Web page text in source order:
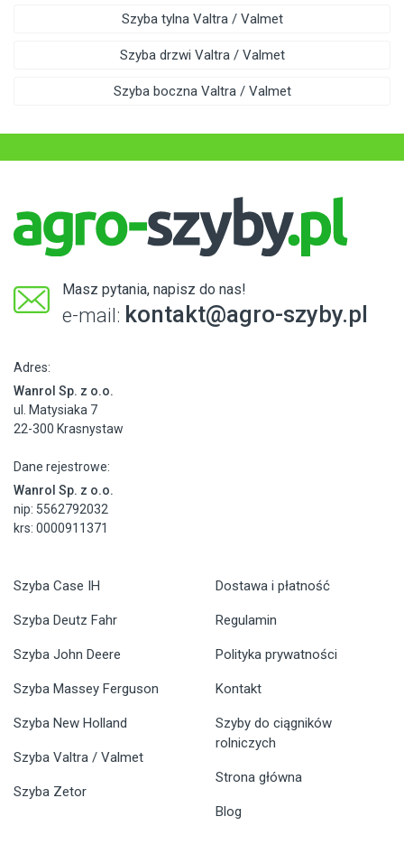
Szyba tylna Valtra / Valmet
Szyba drzwi Valtra / Valmet
Szyba boczna Valtra / Valmet
Masz pytania, napisz do nas!
e-mail: kontakt@agro-szyby.pl
Adres:
Wanrol Sp. z o.o.
ul. Matysiaka 7
22-300 Krasnystaw
Dane rejestrowe:
Wanrol Sp. z o.o.
nip: 5562792032
krs: 0000911371
Szyba Case IH
Szyba Deutz Fahr
Szyba John Deere
Szyba Massey Ferguson
Szyba New Holland
Szyba Valtra / Valmet
Szyba Zetor
Dostawa i płatność
Regulamin
Polityka prywatności
Kontakt
Szyby do ciągników
rolniczych
Strona główna
Blog